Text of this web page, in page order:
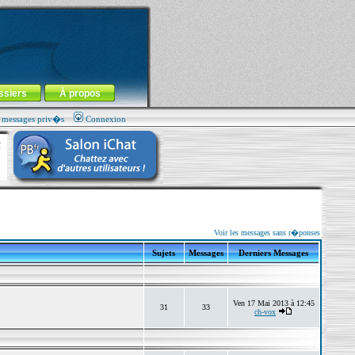
À propos
priv�s Connexion
Voir les messages sans r�ponses
Sujets Messages Derniers Messages
31 33
Ven 17 Mai 2013 à 12:45
ch-vox